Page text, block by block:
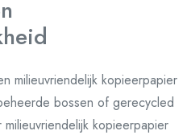
milieuvriendelijk kopieerpapier
bossen of gerecycled
kopieerpapier